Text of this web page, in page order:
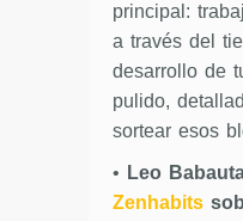
principal:
a través del
desarrollo de
pulido,
sortear esos
• Leo
Zenhabits